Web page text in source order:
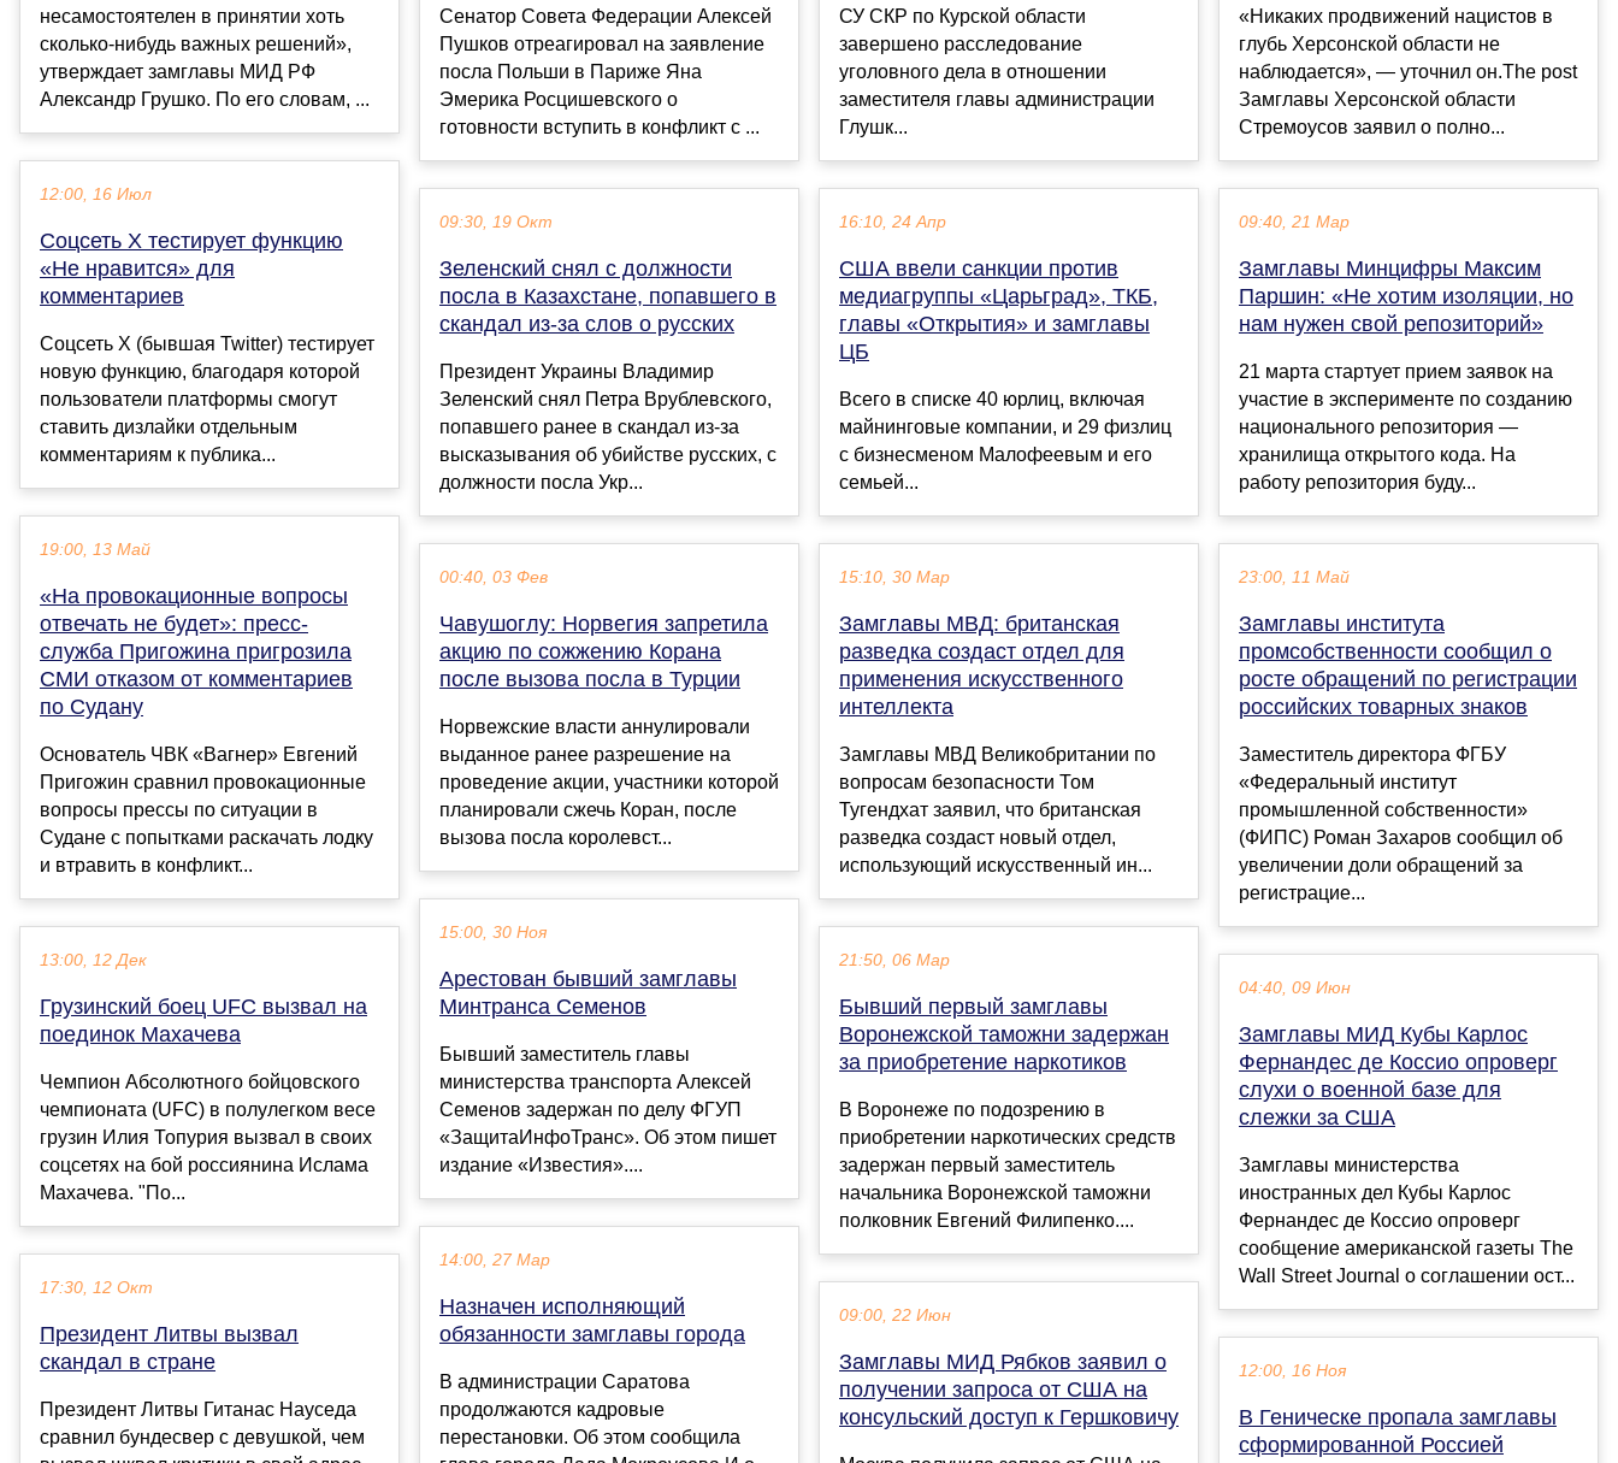
несамостоятелен в принятии хоть
сколько-нибудь важных решений»,
утверждает замглавы МИД РФ
Александр Грушко. По его словам, ...
12:00, 16 Июл
Соцсеть Х тестирует функцию
«Не нравится» для
комментариев
Соцсеть Х (бывшая Twitter) тестирует
новую функцию, благодаря которой
пользователи платформы смогут
ставить дизлайки отдельным
комментариям к публика...
19:00, 13 Май
«На провокационные вопросы
отвечать не будет»: пресс-
служба Пригожина пригрозила
СМИ отказом от комментариев
по Судану
Основатель ЧВК «Вагнер» Евгений
Пригожин сравнил провокационные
вопросы прессы по ситуации в
Судане с попытками раскачать лодку
и втравить в конфликт...
13:00, 12 Дек
Грузинский боец UFC вызвал на
поединок Махачева
Чемпион Абсолютного бойцовского
чемпионата (UFC) в полулегком весе
грузин Илия Топурия вызвал в своих
соцсетях на бой россиянина Ислама
Махачева. "По...
17:30, 12 Окт
Президент Литвы вызвал
скандал в стране
Президент Литвы Гитанас Науседа
сравнил бундесвер с девушкой, чем
Сенатор Совета Федерации Алексей
Пушков отреагировал на заявление
посла Польши в Париже Яна
Эмерика Росцишевского о
готовности вступить в конфликт с ...
09:30, 19 Окт
Зеленский снял с должности
посла в Казахстане, попавшего в
скандал из-за слов о русских
Президент Украины Владимир
Зеленский снял Петра Врублевского,
попавшего ранее в скандал из-за
высказывания об убийстве русских, с
должности посла Укр...
00:40, 03 Фев
Чавушоглу: Норвегия запретила
акцию по сожжению Корана
после вызова посла в Турции
Норвежские власти аннулировали
выданное ранее разрешение на
проведение акции, участники которой
планировали сжечь Коран, после
вызова посла королевст...
15:00, 30 Ноя
Арестован бывший замглавы
Минтранса Семенов
Бывший заместитель главы
министерства транспорта Алексей
Семенов задержан по делу ФГУП
«ЗащитаИнфоТранс». Об этом пишет
издание «Известия»....
14:00, 27 Мар
Назначен исполняющий
обязанности замглавы города
В администрации Саратова
продолжаются кадровые
перестановки. Об этом сообщила
СУ СКР по Курской области
завершено расследование
уголовного дела в отношении
заместителя главы администрации
Глушк...
16:10, 24 Апр
США ввели санкции против
медиагруппы «Царьград», ТКБ,
главы «Открытия» и замглавы
ЦБ
Всего в списке 40 юрлиц, включая
майнинговые компании, и 29 физлиц
с бизнесменом Малофеевым и его
семьей...
15:10, 30 Мар
Замглавы МВД: британская
разведка создаст отдел для
применения искусственного
интеллекта
Замглавы МВД Великобритании по
вопросам безопасности Том
Тугендхат заявил, что британская
разведка создаст новый отдел,
использующий искусственный ин...
21:50, 06 Мар
Бывший первый замглавы
Воронежской таможни задержан
за приобретение наркотиков
В Воронеже по подозрению в
приобретении наркотических средств
задержан первый заместитель
начальника Воронежской таможни
полковник Евгений Филипенко....
09:00, 22 Июн
Замглавы МИД Рябков заявил о
получении запроса от США на
консульский доступ к Гершковичу
«Никаких продвижений нацистов в
глубь Херсонской области не
наблюдается», — уточнил он.The post
Замглавы Херсонской области
Стремоусов заявил о полно...
09:40, 21 Мар
Замглавы Минцифры Максим
Паршин: «Не хотим изоляции, но
нам нужен свой репозиторий»
21 марта стартует прием заявок на
участие в эксперименте по созданию
национального репозитория —
хранилища открытого кода. На
работу репозитория буду...
23:00, 11 Май
Замглавы института
промсобственности сообщил о
росте обращений по регистрации
российских товарных знаков
Заместитель директора ФГБУ
«Федеральный институт
промышленной собственности»
(ФИПС) Роман Захаров сообщил об
увеличении доли обращений за
регистрацие...
04:40, 09 Июн
Замглавы МИД Кубы Карлос
Фернандес де Коссио опроверг
слухи о военной базе для
слежки за США
Замглавы министерства
иностранных дел Кубы Карлос
Фернандес де Коссио опроверг
сообщение американской газеты The
Wall Street Journal о соглашении ост...
12:00, 16 Ноя
В Геническе пропала замглавы
сформированной Россией